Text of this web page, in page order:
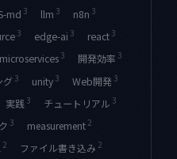
md 3 llm 3 n8n 3
3 edge-ai 3 react 3
microservices 3 開発効率 3
グ 3 unity 3 Web開発 3
実践 3 チュートリアル 3
3 measurement 2
2 ファイル書き込み 2